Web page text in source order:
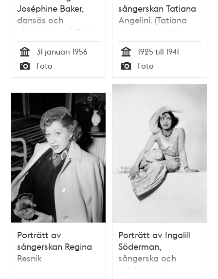
Joséphine Baker,
dansös och
sångerska, på Berns
Tid
31 januari 1956
Typ
Foto
sångerskan Tatiana
Angelini. (Tatiana
Angelini har bl a
givit röst åt Snövit i
den svenska
originalversionen av
Walt Disneyfilmen
Tid
1925 till 1941
Typ
Foto
Porträtt av
sångerskan Regina
Resnik
Porträtt av Ingalill
Söderman,
sångerska och
skådespelare